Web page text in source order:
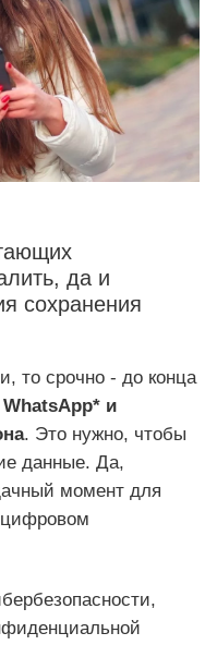
да и
сохранения
то срочно - до конца
и
. Это нужно, чтобы
данные. Да,
момент для
цифровом